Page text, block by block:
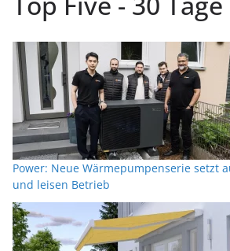
Power: Neue Wärmepumpenserie setzt
und leisen Betrieb